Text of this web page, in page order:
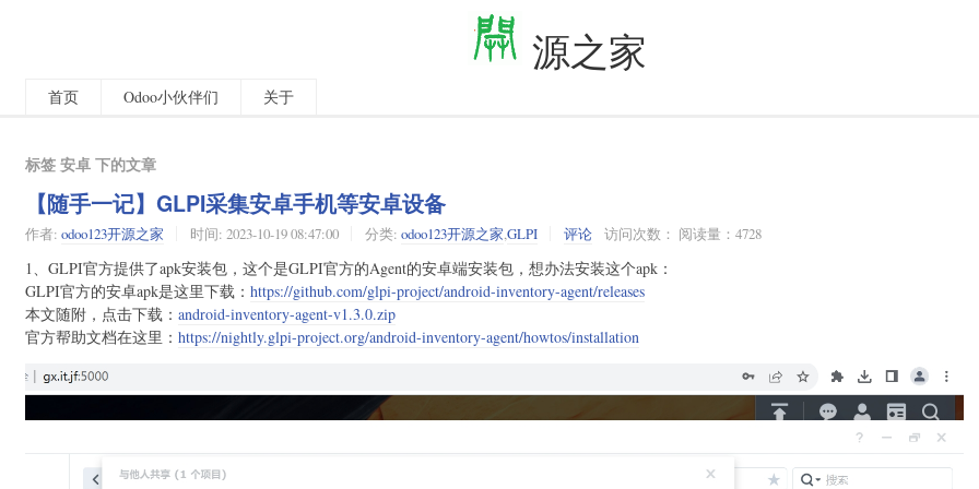
源之家
首页 Odoo小伙伴们 关于
标签 安卓 下的文章
【随手一记】GLPI采集安卓手机等安卓设备
作者:odoo123开源之家 时间:2023-10-19 08:47:00 分类:odoo123开源之家,GLPI 评论 访问次数： 阅读量：4728
1、GLPI官方提供了apk安装包，这个是GLPI官方的Agent的安卓端安装包，想办法安装这个apk：
GLPI官方的安卓apk是这里下载：https://github.com/glpi-project/android-inventory-agent/releases
本文随附，点击下载：android-inventory-agent-v1.3.0.zip
官方帮助文档在这里：https://nightly.glpi-project.org/android-inventory-agent/howtos/installation